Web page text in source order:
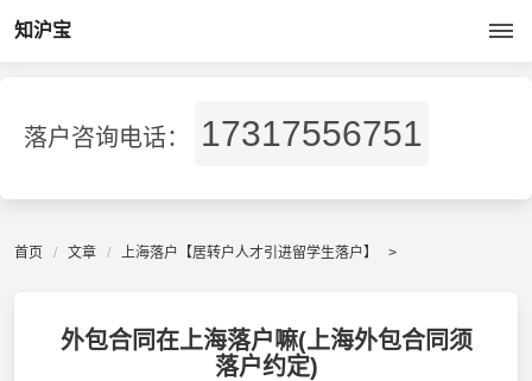
知沪宝
落户咨询电话： 17317556751
首页 文章 上海落户【居转户人才引进留学生落户】 >
外包合同在上海落户嘛(上海外包合同须
落户约定)